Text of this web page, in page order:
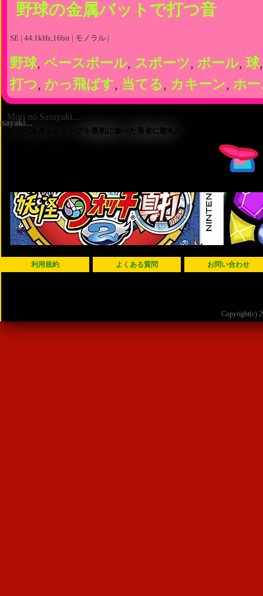
野球の金属バットで打つ音
SE | 44.1kHz,16bit | モノラル |
野球, ベースボール, スポーツ, ボール, 球
打つ, かっ飛ばす, 当てる, カキーン, ホ
Mori no Sasayaki...
シュールストレミングを最初に食べた勇者に敬礼!!
利用規約 よくある質問 お問い合わせ
Copyright(c)